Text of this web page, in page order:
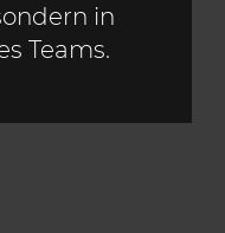
in
Teams.